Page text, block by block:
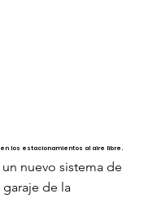
los estacionamientos al aire libre.
nuevo sistema de
de la